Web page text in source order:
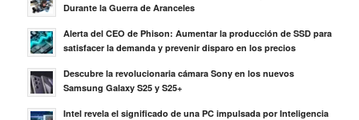
Durante la Guerra de Aranceles
Alerta del CEO de Phison: Aumentar la producción de SSD para
satisfacer la demanda y prevenir disparo en los precios
Descubre la revolucionaria cámara Sony en los nuevos
Samsung Galaxy S25 y S25+
Intel revela el significado de una PC impulsada por Inteligencia